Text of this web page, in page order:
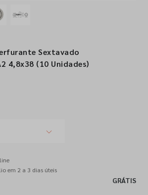
sociaisSextavado
4,8x38 (10 Unidades)
em 2 a 3 dias úteis
GRÁTIS